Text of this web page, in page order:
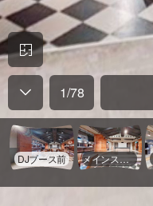
1/78
DJブース前 メインスペース中央